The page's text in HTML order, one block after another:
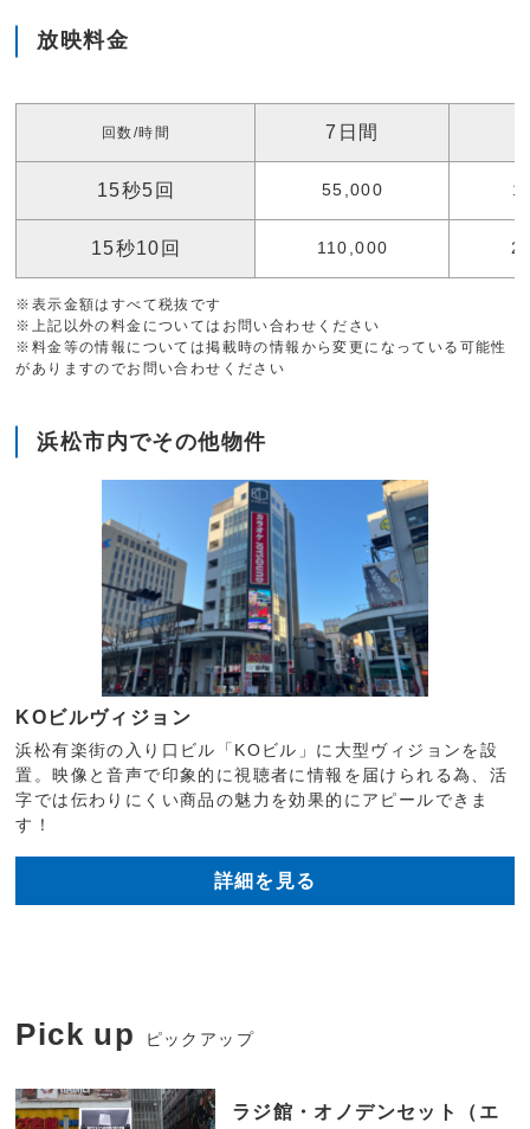
放映料金
回数/時間 7日間
15秒5回 55,000
15秒10回 110,000
※表示金額はすべて税抜です
※上記以外の料金についてはお問い合わせください
※料金等の情報については掲載時の情報から変更になっている可能性
がありますのでお問い合わせください
浜松市内でその他物件
KOビルヴィジョン
浜松有楽街の入り口ビル「KOビル」に大型ヴィジョンを設
置。映像と音声で印象的に視聴者に情報を届けられる為、活
字では伝わりにくい商品の魅力を効果的にアピールできま
す！
詳細を見る
Pick up ピックアップ
ラジ館・オノデンセット（エ